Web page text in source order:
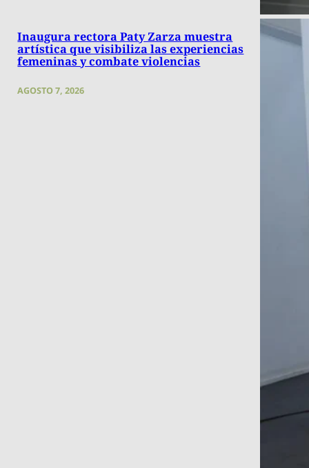
Inaugura rectora Paty Zarza muestra
artística que visibiliza las experiencias
femeninas y combate violencias
AGOSTO 7, 2026